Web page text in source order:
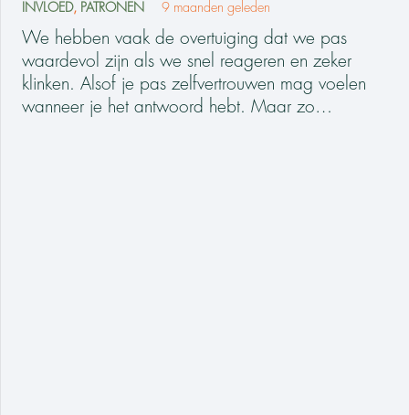
INVLOED, PATRONEN 9 maanden geleden
We hebben vaak de overtuiging dat we pas
waardevol zijn als we snel reageren en zeker
klinken. Alsof je pas zelfvertrouwen mag voelen
wanneer je het antwoord hebt. Maar zo…